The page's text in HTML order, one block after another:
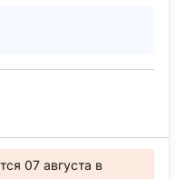
07 августа в